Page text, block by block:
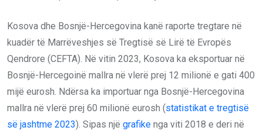
Kosova dhe Bosnjë-Hercegovina kanë raporte tregtare në
kuadër të Marrëveshjes së Tregtisë së Lirë të Evropës
Qendrore (CEFTA). Në vitin 2023, Kosova ka eksportuar në
Bosnjë-Hercegoinë mallra në vlerë prej 12 milionë e gati 400
mijë eurosh. Ndërsa ka importuar nga Bosnjë-Hercegovina
mallra në vlerë prej 60 milionë eurosh (statistikat e tregtisë
së jashtme 2023). Sipas një grafike nga viti 2018 e deri në